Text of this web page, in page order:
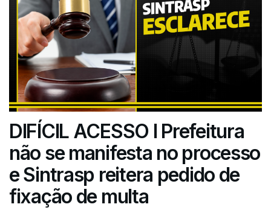
DIFÍCIL ACESSO I Prefeitura
não se manifesta no processo
e Sintrasp reitera pedido de
fixação de multa